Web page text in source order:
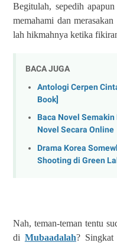
Begitulah, sepedih
memahami dan
lah hikmahnya ketika
BACA JUGA
Antologi Cerpen
Book]
Baca Novel
Novel Secara Online
Drama Korea
Shooting di Green
Nah, teman-teman tentu
di Mubaadalah? Singkat